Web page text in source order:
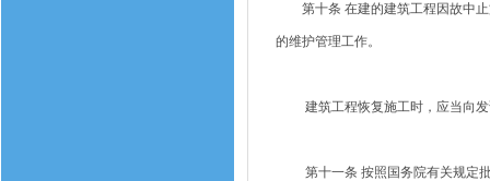
第十条 在建的建筑工程因故中止
的维护管理工作。
建筑工程恢复施工时，应当向发
第十一条 按照国务院有关规定批